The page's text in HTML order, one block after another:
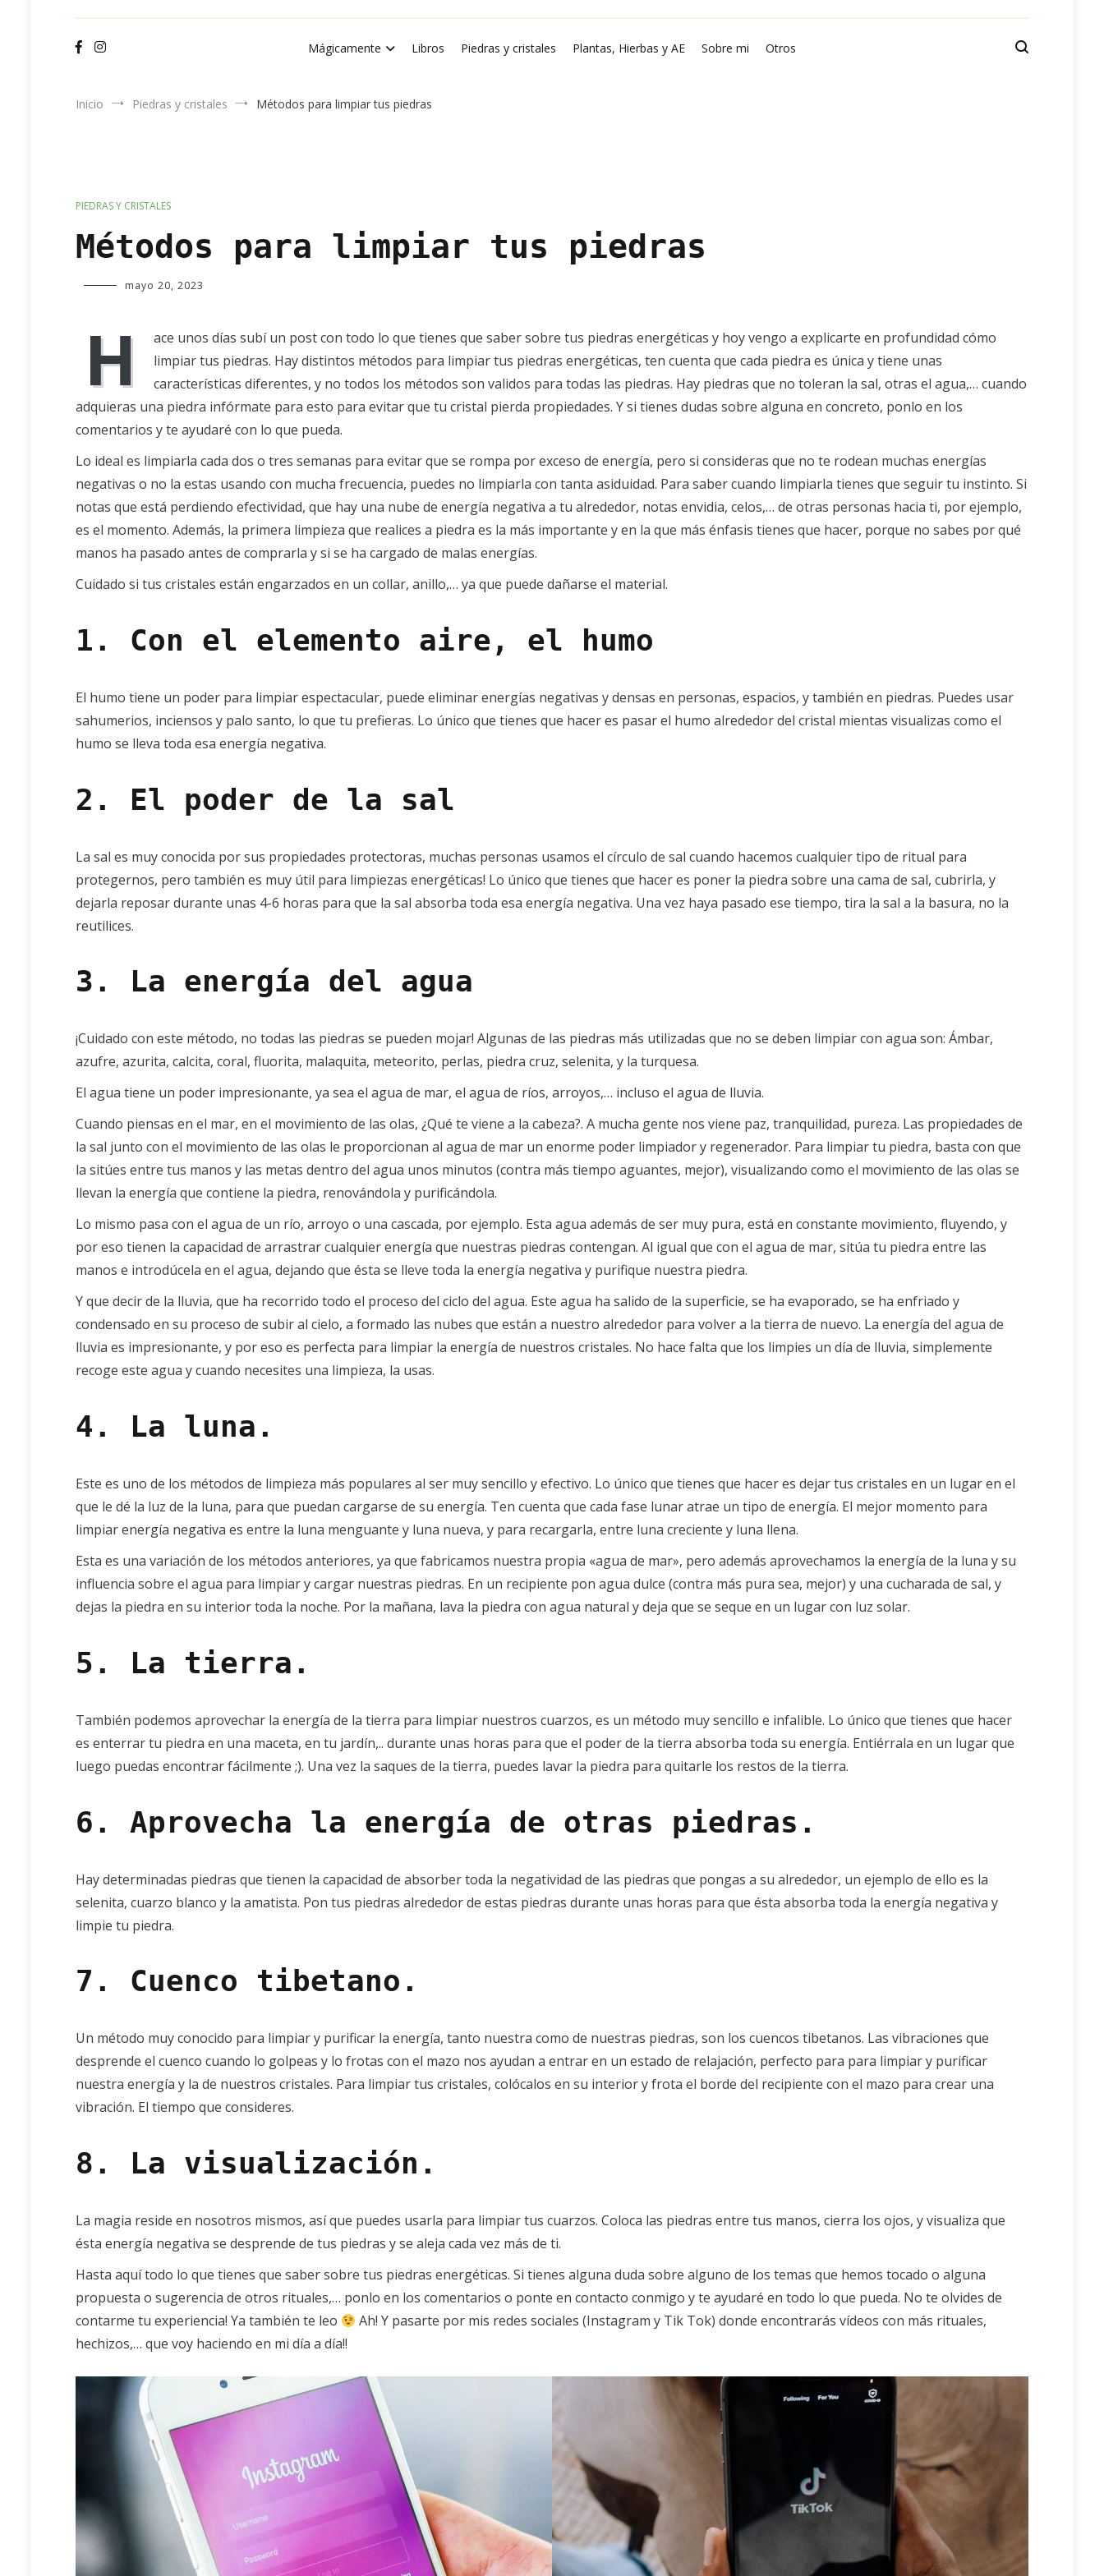
Mágicamente Libros Piedras y cristales Plantas, Hierbas y AE Sobre mi Otros
Inicio Piedras y cristales Métodos para limpiar tus piedras
PIEDRAS Y CRISTALES
Métodos para limpiar tus piedras
Verde
mayo 20, 2023
H
ace unos días subí un post con todo lo que tienes que saber sobre tus piedras energéticas y hoy vengo a explicarte en profundidad cómo
limpiar tus piedras. Hay distintos métodos para limpiar tus piedras energéticas, ten cuenta que cada piedra es única y tiene unas
características diferentes, y no todos los métodos son validos para todas las piedras. Hay piedras que no toleran la sal, otras el agua,… cuando
adquieras una piedra infórmate para esto para evitar que tu cristal pierda propiedades. Y si tienes dudas sobre alguna en concreto, ponlo en los
comentarios y te ayudaré con lo que pueda.
Lo ideal es limpiarla cada dos o tres semanas para evitar que se rompa por exceso de energía, pero si consideras que no te rodean muchas energías
negativas o no la estas usando con mucha frecuencia, puedes no limpiarla con tanta asiduidad. Para saber cuando limpiarla tienes que seguir tu instinto. Si
notas que está perdiendo efectividad, que hay una nube de energía negativa a tu alrededor, notas envidia, celos,… de otras personas hacia ti, por ejemplo,
es el momento. Además, la primera limpieza que realices a piedra es la más importante y en la que más énfasis tienes que hacer, porque no sabes por qué
manos ha pasado antes de comprarla y si se ha cargado de malas energías.
Cuidado si tus cristales están engarzados en un collar, anillo,… ya que puede dañarse el material.
1. Con el elemento aire, el humo
El humo tiene un poder para limpiar espectacular, puede eliminar energías negativas y densas en personas, espacios, y también en piedras. Puedes usar
sahumerios, inciensos y palo santo, lo que tu prefieras. Lo único que tienes que hacer es pasar el humo alrededor del cristal mientas visualizas como el
humo se lleva toda esa energía negativa.
2. El poder de la sal
La sal es muy conocida por sus propiedades protectoras, muchas personas usamos el círculo de sal cuando hacemos cualquier tipo de ritual para
protegernos, pero también es muy útil para limpiezas energéticas! Lo único que tienes que hacer es poner la piedra sobre una cama de sal, cubrirla, y
dejarla reposar durante unas 4-6 horas para que la sal absorba toda esa energía negativa. Una vez haya pasado ese tiempo, tira la sal a la basura, no la
reutilices.
3. La energía del agua
¡Cuidado con este método, no todas las piedras se pueden mojar! Algunas de las piedras más utilizadas que no se deben limpiar con agua son: Ámbar,
azufre, azurita, calcita, coral, fluorita, malaquita, meteorito, perlas, piedra cruz, selenita, y la turquesa.
El agua tiene un poder impresionante, ya sea el agua de mar, el agua de ríos, arroyos,… incluso el agua de lluvia.
Cuando piensas en el mar, en el movimiento de las olas, ¿Qué te viene a la cabeza?. A mucha gente nos viene paz, tranquilidad, pureza. Las propiedades de
la sal junto con el movimiento de las olas le proporcionan al agua de mar un enorme poder limpiador y regenerador. Para limpiar tu piedra, basta con que
la sitúes entre tus manos y las metas dentro del agua unos minutos (contra más tiempo aguantes, mejor), visualizando como el movimiento de las olas se
llevan la energía que contiene la piedra, renovándola y purificándola.
Lo mismo pasa con el agua de un río, arroyo o una cascada, por ejemplo. Esta agua además de ser muy pura, está en constante movimiento, fluyendo, y
por eso tienen la capacidad de arrastrar cualquier energía que nuestras piedras contengan. Al igual que con el agua de mar, sitúa tu piedra entre las
manos e introdúcela en el agua, dejando que ésta se lleve toda la energía negativa y purifique nuestra piedra.
Y que decir de la lluvia, que ha recorrido todo el proceso del ciclo del agua. Este agua ha salido de la superficie, se ha evaporado, se ha enfriado y
condensado en su proceso de subir al cielo, a formado las nubes que están a nuestro alrededor para volver a la tierra de nuevo. La energía del agua de
lluvia es impresionante, y por eso es perfecta para limpiar la energía de nuestros cristales. No hace falta que los limpies un día de lluvia, simplemente
recoge este agua y cuando necesites una limpieza, la usas.
4. La luna.
Este es uno de los métodos de limpieza más populares al ser muy sencillo y efectivo. Lo único que tienes que hacer es dejar tus cristales en un lugar en el
que le dé la luz de la luna, para que puedan cargarse de su energía. Ten cuenta que cada fase lunar atrae un tipo de energía. El mejor momento para
limpiar energía negativa es entre la luna menguante y luna nueva, y para recargarla, entre luna creciente y luna llena.
Esta es una variación de los métodos anteriores, ya que fabricamos nuestra propia «agua de mar», pero además aprovechamos la energía de la luna y su
influencia sobre el agua para limpiar y cargar nuestras piedras. En un recipiente pon agua dulce (contra más pura sea, mejor) y una cucharada de sal, y
dejas la piedra en su interior toda la noche. Por la mañana, lava la piedra con agua natural y deja que se seque en un lugar con luz solar.
5. La tierra .
También podemos aprovechar la energía de la tierra para limpiar nuestros cuarzos, es un método muy sencillo e infalible. Lo único que tienes que hacer
es enterrar tu piedra en una maceta, en tu jardín,.. durante unas horas para que el poder de la tierra absorba toda su energía. Entiérrala en un lugar que
luego puedas encontrar fácilmente ;). Una vez la saques de la tierra, puedes lavar la piedra para quitarle los restos de la tierra.
6. Aprovecha la energía de otras piedras.
Hay determinadas piedras que tienen la capacidad de absorber toda la negatividad de las piedras que pongas a su alrededor, un ejemplo de ello es la
selenita, cuarzo blanco y la amatista. Pon tus piedras alrededor de estas piedras durante unas horas para que ésta absorba toda la energía negativa y
limpie tu piedra.
7. Cuenco tibetano.
Un método muy conocido para limpiar y purificar la energía, tanto nuestra como de nuestras piedras, son los cuencos tibetanos. Las vibraciones que
desprende el cuenco cuando lo golpeas y lo frotas con el mazo nos ayudan a entrar en un estado de relajación, perfecto para para limpiar y purificar
nuestra energía y la de nuestros cristales. Para limpiar tus cristales, colócalos en su interior y frota el borde del recipiente con el mazo para crear una
vibración. El tiempo que consideres.
8 . La visualización .
La magia reside en nosotros mismos, así que puedes usarla para limpiar tus cuarzos. Coloca las piedras entre tus manos, cierra los ojos, y visualiza que
ésta energía negativa se desprende de tus piedras y se aleja cada vez más de ti.
Hasta aquí todo lo que tienes que saber sobre tus piedras energéticas. Si tienes alguna duda sobre alguno de los temas que hemos tocado o alguna
propuesta o sugerencia de otros rituales,… ponlo en los comentarios o ponte en contacto conmigo y te ayudaré en todo lo que pueda. No te olvides de
contarme tu experiencia! Ya también te leo
Ah! Y pasarte por mis redes sociales (Instagram y Tik Tok) donde encontrarás vídeos con más rituales,
hechizos,… que voy haciendo en mi día a día!!